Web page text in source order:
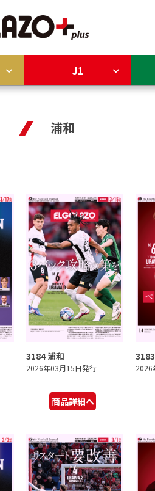
J1
浦和
3184 浦和
2026年03月15日発行
商品詳細へ
2026